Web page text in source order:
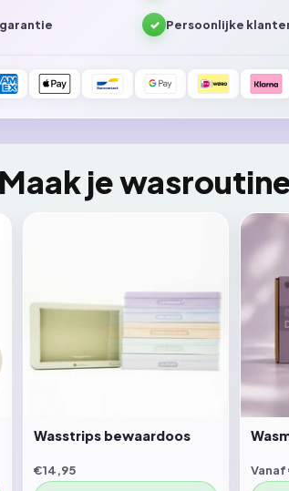
✓ Persoonlijke
Maak je
Wasstrips bewaardoos
€14,95
Vanaf